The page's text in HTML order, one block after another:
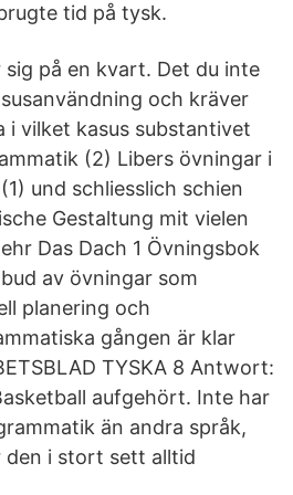
tid på tysk.
på en kvart. Det du inte
och kräver
i vilket kasus substantivet
(2) Libers övningar i
und schliesslich schien
Gestaltung mit vielen
Das Dach 1 Övningsbok
av övningar som
planering och
gången är klar
TYSKA 8 Antwort:
aufgehört. Inte har
än andra språk,
den i stort sett alltid